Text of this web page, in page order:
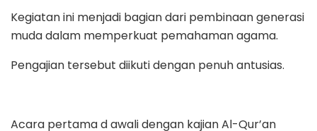
Kegiatan ini menjadi bagian dari pembinaan generasi
muda dalam memperkuat pemahaman agama.
Pengajian tersebut diikuti dengan penuh antusias.
Acara pertama d awali dengan kajian Al-Qur’an